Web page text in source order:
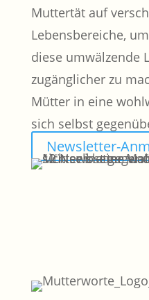
Muttertät auf
Lebensbereiche,
diese umwälzende
zugänglicher zu
Mütter in eine
sich selbst
Newsletter-